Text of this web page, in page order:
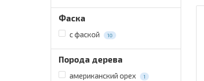
Фаска
с фаской 10
Порода дерева
американский орех 1